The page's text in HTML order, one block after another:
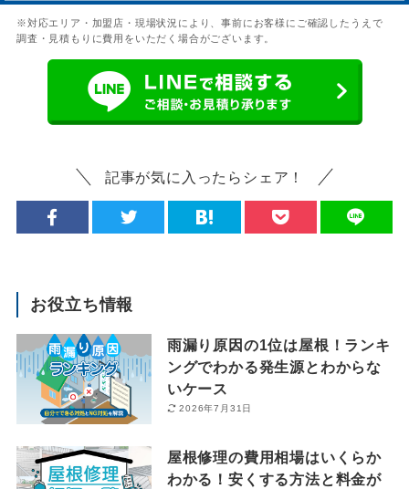
※対応エリア・加盟店・現場状況により、事前にお客様にご確認したうえで
調査・見積もりに費用をいただく場合がございます。
記事が気に入ったらシェア！
お役立ち情報
雨漏り原因の1位は屋根！ランキ
ングでわかる発生源とわからな
いケース
2026年7月31日
屋根修理の費用相場はいくらか
わかる！安くする方法と料金が